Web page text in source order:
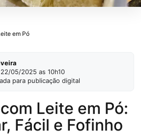
em Pó
05/2025 as 10h10
para publicação digital
Leite em Pó:
Fácil e Fofinho